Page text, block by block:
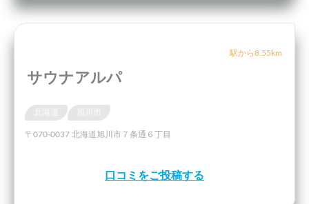
駅から8.55km
サウナアルパ
〒070-0037 北海道旭川市７条通６丁目
口コミをご投稿する